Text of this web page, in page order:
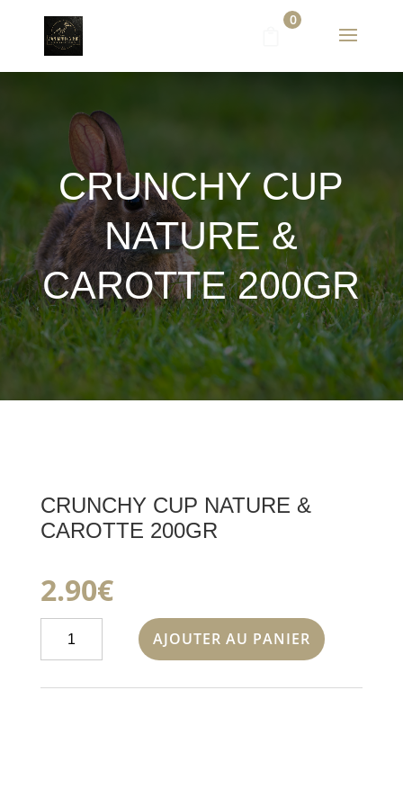
0
CRUNCHY CUP
NATURE &
CAROTTE 200GR
CRUNCHY CUP NATURE &
CAROTTE 200GR
2.90€
CUP
AJOUTER AU PANIER